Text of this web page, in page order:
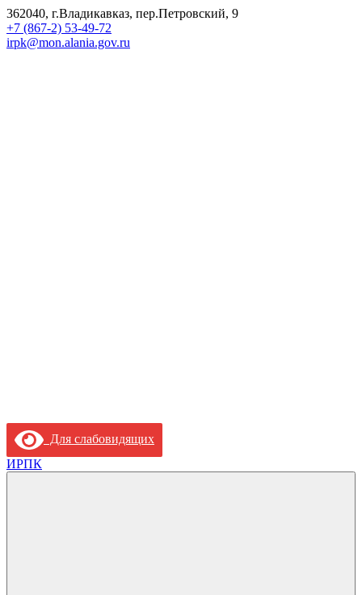
362040, г.Владикавказ, пер.Петровский, 9
+7 (867-2) 53-49-72
irpk@mon.alania.gov.ru
Для слабовидящих
ИРПК